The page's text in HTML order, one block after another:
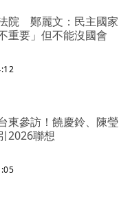
院 鄭麗文：民主國家
重要」但不能沒國會
東參訪！饒慶鈴、陳瑩
2026聯想